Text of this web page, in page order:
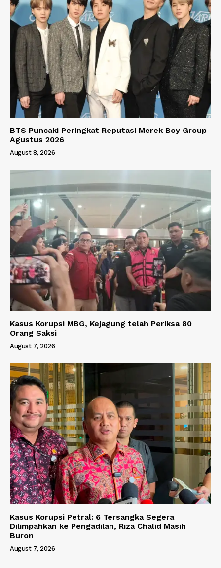
BTS Puncaki Peringkat Reputasi Merek Boy Group
Agustus 2026
August 8, 2026
Kasus Korupsi MBG, Kejagung telah Periksa 80
Orang Saksi
August 7, 2026
Kasus Korupsi Petral: 6 Tersangka Segera
Dilimpahkan ke Pengadilan, Riza Chalid Masih
Buron
August 7, 2026